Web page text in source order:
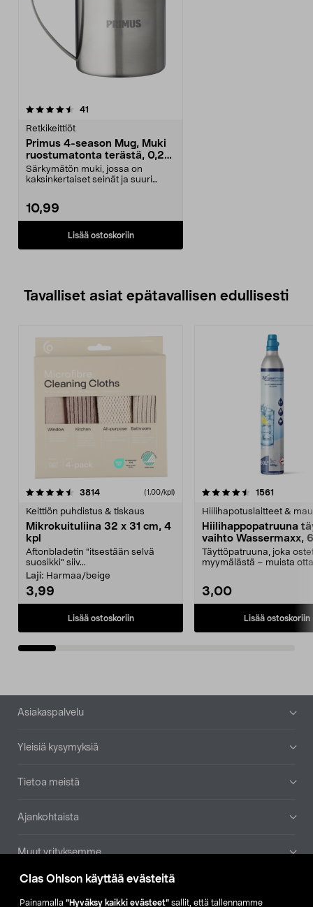
Clas Ohlson käyttää evästeitä
Painamalla ”Hyväksy kaikki evästeet” sallit, että tallennamme
41
Retkikeittiöt
Primus 4-season Mug, Muki
ruostumatonta terästä, 0,2
litraa
Särkymätön muki, jossa on
kaksinkertaiset seinät ja suuri
10,99
Lisää ostoskoriin
Tavalliset asiat epätavallisen edullisesti
3814arvostelut (1,00/kpl)
Keittiön puhdistus & tiskaus
Mikrokuituliina 32 x 31 cm, 4
kpl
Aftonbladetin "itsestään selvä
suosikki" siiv...
Laji: Harmaa/beige
3,99
Lisää ostoskoriin
4.5viidestä
1561
Hiilihapotuslaitteet &
Hiilihappopatruuna
vaihto Wassermaxx,
Täyttöpatruuna, joka
myymälästä – muista
3,00
Lisää ostoskoriin
4.5viidestä
Alatunniste
Asiakaspalvelu
Yleisiä kysymyksiä
Tietoa meistä
Ajankohtaista
Muut yrityksemme
Etsi myymälä